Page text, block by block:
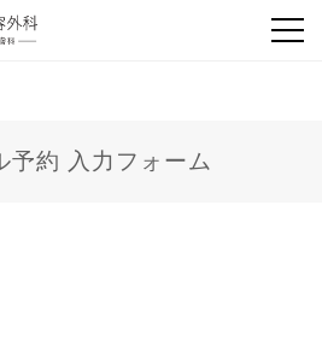
予約 入力フォーム